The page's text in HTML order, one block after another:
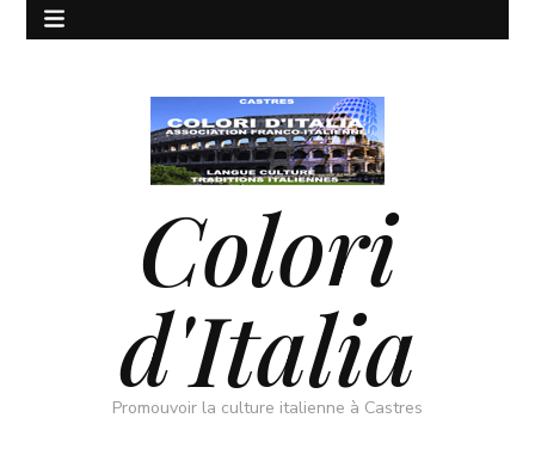
Colori
d'Italia
Promouvoir la culture italienne à Castres